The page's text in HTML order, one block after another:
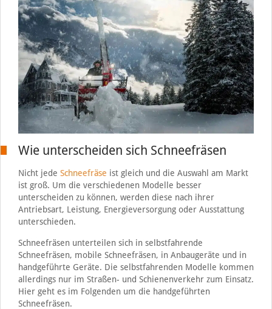
Wie unterscheiden sich Schneefräsen
Nicht jede Schneefräse ist gleich und die Auswahl am Markt
ist groß. Um die verschiedenen Modelle besser
unterscheiden zu können, werden diese nach ihrer
Antriebsart, Leistung, Energieversorgung oder Ausstattung
unterschieden.
Schneefräsen unterteilen sich in selbstfahrende
Schneefräsen, mobile Schneefräsen, in Anbaugeräte und in
handgeführte Geräte. Die selbstfahrenden Modelle kommen
allerdings nur im Straßen- und Schienenverkehr zum Einsatz.
Hier geht es im Folgenden um die handgeführten
Schneefräsen.